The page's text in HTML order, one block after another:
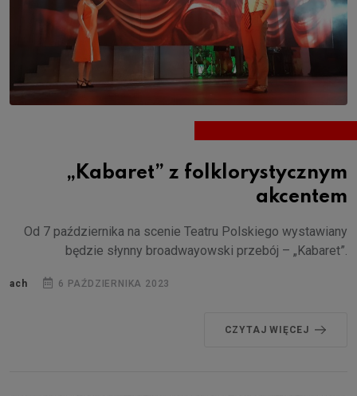
„Kabaret” z folklorystycznym
akcentem
Od 7 października na scenie Teatru Polskiego wystawiany
będzie słynny broadwayowski przebój – „Kabaret”.
ach 6 PAŹDZIERNIKA 2023
CZYTAJ WIĘCEJ